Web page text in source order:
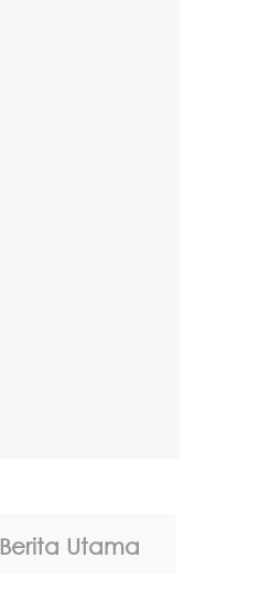
Berita Utama